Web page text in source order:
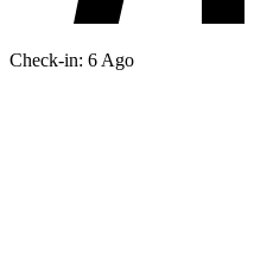
Check-in: 6 Ago